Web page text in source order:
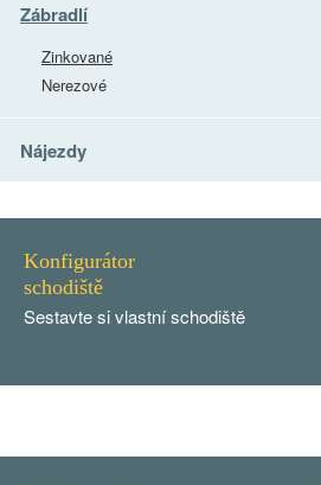
Zábradlí
Zinkované
Nerezové
Nájezdy
Konfigurátor
schodiště
Sestavte si vlastní schodiště